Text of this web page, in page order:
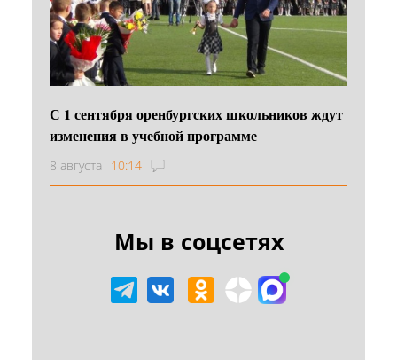
С 1 сентября оренбургских школьников ждут
изменения в учебной программе
8 августа 10:14
Мы в соцсетях